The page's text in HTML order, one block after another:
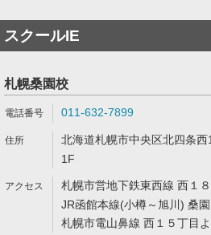
スクールIE
札幌桑園校
011-632-7899
北海道札幌市中央区北四条
1F
札幌市営地下鉄東西線 西１
JR函館本線(小樽～旭川) 桑
札幌市電山鼻線 西１５丁目